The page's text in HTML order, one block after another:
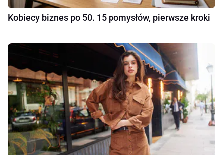
Kobiecy biznes po 50. 15 pomysłów, pierwsze kroki